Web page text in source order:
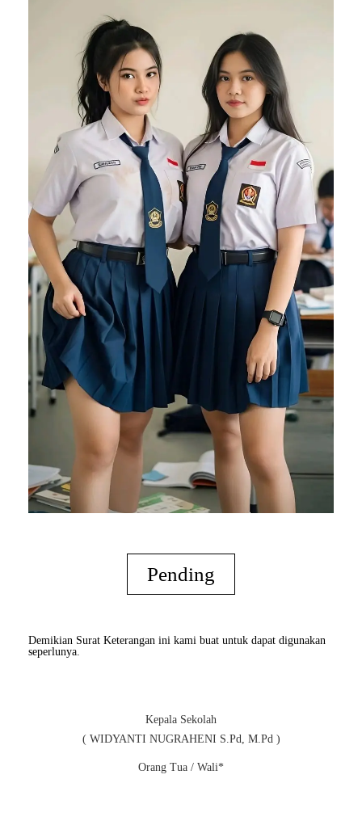
Pending
Demikian Surat Keterangan ini kami buat untuk dapat digunakan
seperlunya.
Kepala Sekolah
( WIDYANTI NUGRAHENI S.Pd, M.Pd )
Orang Tua / Wali*